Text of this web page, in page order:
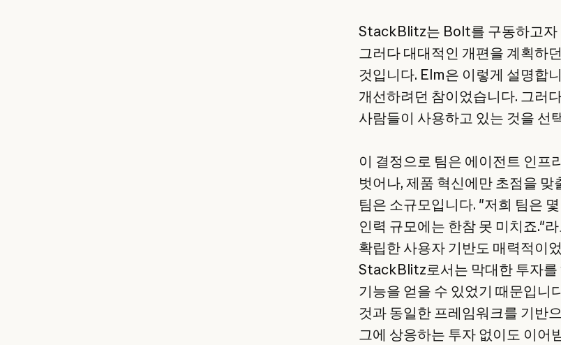
StackBlitz는 Bolt를 구동하고자
그러다 대대적인 개편을 계획하
것입니다. Elm은 이렇게 설명합
개선하려던 참이었습니다. 그러
사람들이 사용하고 있는 것을 선
이 결정으로 팀은 에이전트 인프
벗어나, 제품 혁신에만 초점을
팀은 소규모입니다. "저희 팀은
인력 규모에는 한참 못 미치죠."
확립한 사용자 기반도 매력적이
StackBlitz로서는 막대한 투자
기능을 얻을 수 있었기 때문입
것과 동일한 프레임워크를 기반
그에 상응하는 투자 없이도 이어